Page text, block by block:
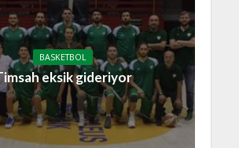
BASKETBOL
eksik gideriyor